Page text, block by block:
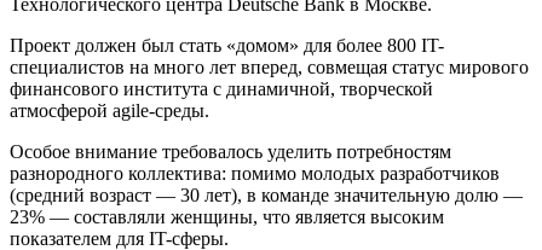
Проект должен был стать «домом» для более 800 IT-
специалистов на много лет вперед, совмещая статус мирового
финансового института с динамичной, творческой
атмосферой agile-среды.
Особое внимание требовалось уделить потребностям
разнородного коллектива: помимо молодых разработчиков
(средний возраст — 30 лет), в команде значительную долю —
23% — составляли женщины, что является высоким
показателем для IT-сферы.